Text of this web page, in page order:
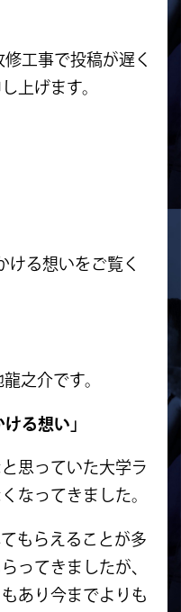
工事で投稿が遅く
上げます。
ける想いをご覧く
之介です。
る想い」
思っていた大学ラ
なってきました。
もらえることが多
ってきましたが、
あり今までよりも